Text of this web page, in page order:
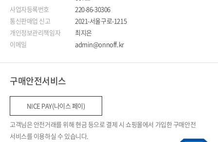
사업자등록번호
220-86-30306
통신판매업 신고
2021-서울구로-1215
개인정보관리책임자
최지은
이메일
admin@onnoff.kr
구매안전서비스
NICE PAY(나이스 페이)
고객님은 안전거래를 위해 현금 등으로 결제 시 쇼핑몰에서 가입한 구매안전
서비스를 이용하실 수 있습니다.